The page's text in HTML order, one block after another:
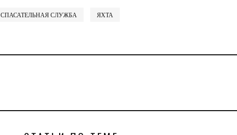
СПАСАТЕЛЬНАЯ СЛУЖБА ЯХТА